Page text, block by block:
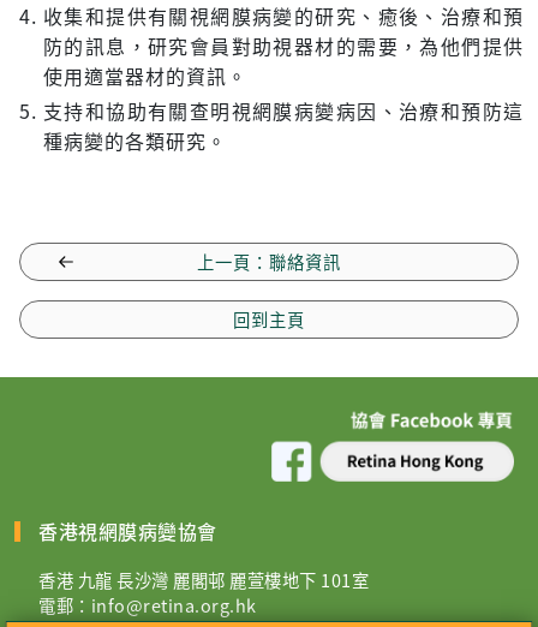
收集和提供有關視網膜病變的研究、癒後、治療和預
防的訊息，研究會員對助視器材的需要，為他們提供
使用適當器材的資訊。
支持和協助有關查明視網膜病變病因、治療和預防這
種病變的各類研究。
上一頁：聯絡資訊
回到主頁
香港視網膜病變協會
香港 九龍 長沙灣 麗閣邨 麗萱樓地下 101室
電郵： info@retina.org.hk